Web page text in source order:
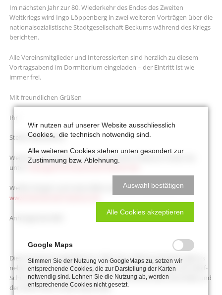
Im nächsten Jahr zur 80. Wiederkehr des Endes des Zweiten
Weltkriegs wird Ingo Löppenberg in zwei weiteren Vorträgen über die
nationalsozialistische Stadtgesellschaft Beckums während des Kriegs
berichten.
Alle Vereinsmitglieder und Interessierten sind herzlich zu diesem
Vortragsabend im Dormitorium eingeladen – der Eintritt ist wie
immer frei.
Mit freundlichen Grüßen
Ihr
Stefan Wittenbrink
Weitere Informationen zur NS-Geschichte in Beckum finden Sie
unter:
Werfen Sie gern auch einen Blick auf unsere Internetseite:
www.heimatverein-beckum.de
Anhängendes Bild:
Diese Postkarte zeigt Beckum 1939. Ganz selbstverständlich gibt es
neben Motiven zum Marktplatz und Höxberg auch Bilder der Adolf-
Schürmann-Straße (Nordstraße), der Ostmarkstraße (Oststraße) und
der Adolf-Hitler-Straße (Allestraße).
Wir nutzen auf unserer Website ausschliesslich
Cookies, die technisch notwendig sind.
Alle weiteren Cookies stehen unten gesondert zur
Zustimmung bzw. Ablehnung.
Auswahl bestätigen
Alle Cookies akzeptieren
Google Maps
Stimmen Sie der Nutzung von GoogleMaps zu, setzen wir
entsprechende Cookies, die zur Darstellung der Karten
notwendig sind. Lehnen Sie die Nutzung ab, werden
entsprechende Cookies nicht gesetzt.